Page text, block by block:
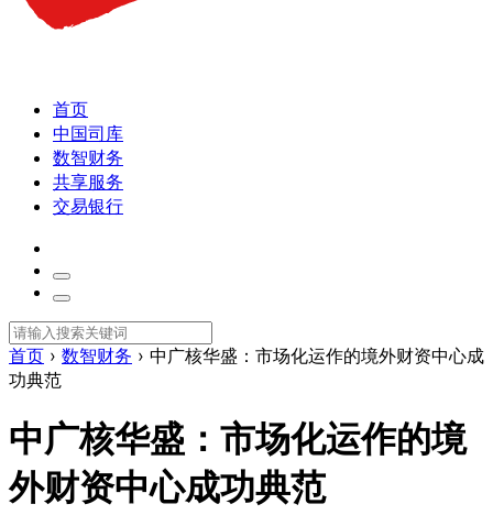
首页
中国司库
数智财务
共享服务
交易银行
首页 › 数智财务 › 中广核华盛：市场化运作的境外财资中心成
功典范
中广核华盛：市场化运作的境
外财资中心成功典范